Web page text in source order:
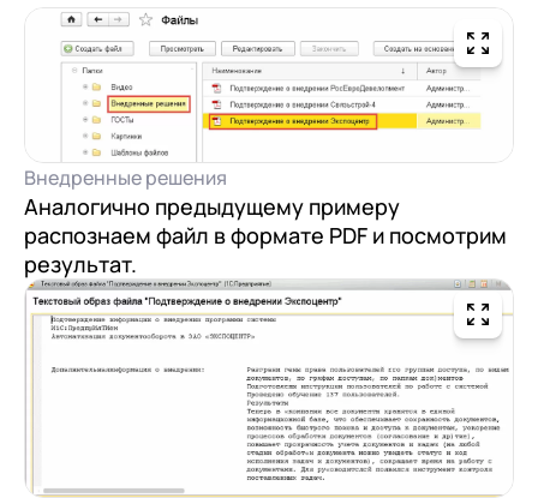
Внедренные решения
Аналогично предыдущему примеру
распознаем файл в формате PDF и посмотрим
результат.